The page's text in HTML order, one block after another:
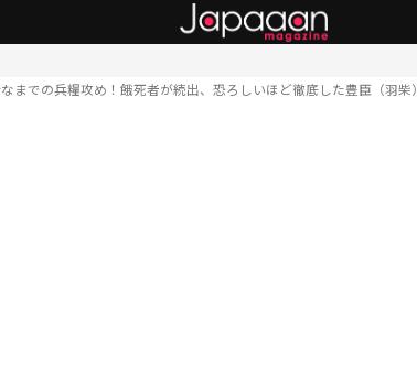
までの兵糧攻め！餓死者が続出、恐ろしいほど徹底した豊臣（羽